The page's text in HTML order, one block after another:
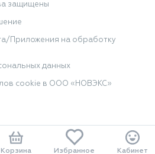
защищены
Приложения на обработку
данных
cookie в ООО «НОВЭКС»
Корзина Избранное Кабинет